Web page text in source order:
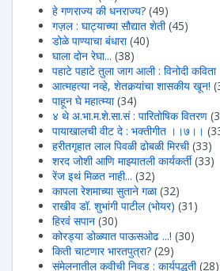
हे गणराज्य की धनराज्य? (49)
गज़ल : घाट्याच्या सौद्यात शेती (45)
डोळे पाण्याचा बंधारा (40)
घाला दोन रेघा... (38)
पहाटे पहाटे तुला जाग आली : विनोदी
आत्महत्या नव्हे, शेतकर्‍यांचा शासकीय खून!
पाहून घे महात्म्या (34)
४ थे अ.भा.म.शे.सा.सं : पारितोषिक वितरण
पायाखालची वीट दे : भक्तीगीत ।।७।।
हरीतगृहात लाल पिवळी ढोबळी मिरची (33)
शरद जोशी आणि माझ्यातली कार्यकर्ती (33)
रेंज इथं मिळत नाही... (32)
कापला रेशमाच्या सुताने गळा (32)
राखीव डॉ. शुभांगी पाटील (भोयर) (31)
हिरवंं सपान (30)
कोरड्या डोळ्यात पाऊसओढ ...! (30)
किती चाटणार भारतपुत्रा? (29)
संमेलनातील कवीची निवड : कार्यपद्धती (28)